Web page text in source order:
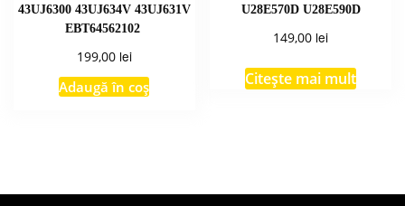
43UJ6300 43UJ634V 43UJ631V
EBT64562102
199,00 lei
Adaugă în coș
U28E570D U28E590D
149,00 lei
Citește mai mult